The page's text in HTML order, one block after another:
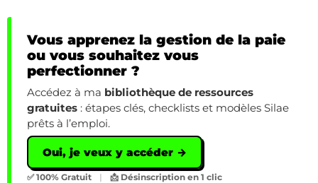
Vous apprenez la gestion de la paie
ou vous souhaitez vous
perfectionner ?
Accédez à ma bibliothèque de ressources
gratuites : étapes clés, checklists et modèles Silae
prêts à l’emploi.
Oui, je veux y accéder →
✅ 100% Gratuit | 📩 Désinscription en 1 clic